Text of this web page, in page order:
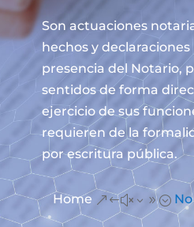
Son actuaciones
hechos y
presencia del Notario,
sentidos de forma
ejercicio de sus
requieren de la
por escritura pública.
Home &#x39;